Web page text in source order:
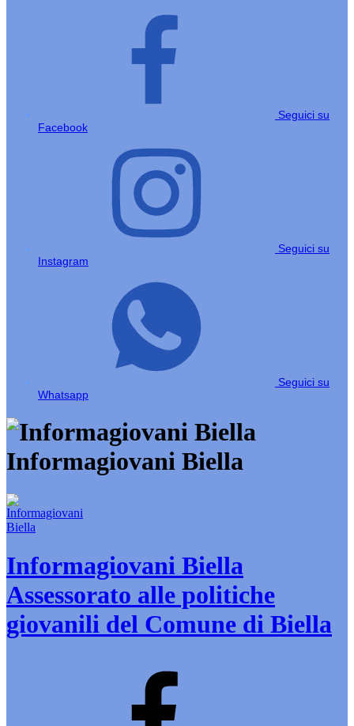
Seguici su
Facebook
Seguici su
Instagram
Seguici su
Whatsapp
Informagiovani Biella
Informagiovani Biella
Assessorato alle politiche
giovanili del Comune di Biella